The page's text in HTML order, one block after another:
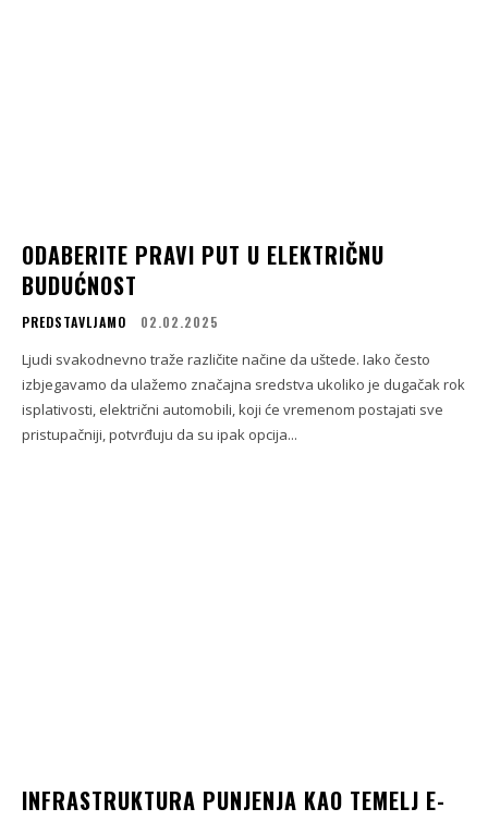
ODABERITE PRAVI PUT U ELEKTRIČNU
BUDUĆNOST
PREDSTAVLJAMO 02.02.2025
Ljudi svakodnevno traže različite načine da uštede. Iako često
izbjegavamo da ulažemo značajna sredstva ukoliko je dugačak rok
isplativosti, električni automobili, koji će vremenom postajati sve
pristupačniji, potvrđuju da su ipak opcija...
INFRASTRUKTURA PUNJENJA KAO TEMELJ E-